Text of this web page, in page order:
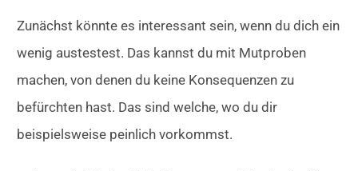
Zunächst könnte es interessant sein, wenn du dich ein
wenig austestest. Das kannst du mit Mutproben
machen, von denen du keine Konsequenzen zu
befürchten hast. Das sind welche, wo du dir
beispielsweise peinlich vorkommst.